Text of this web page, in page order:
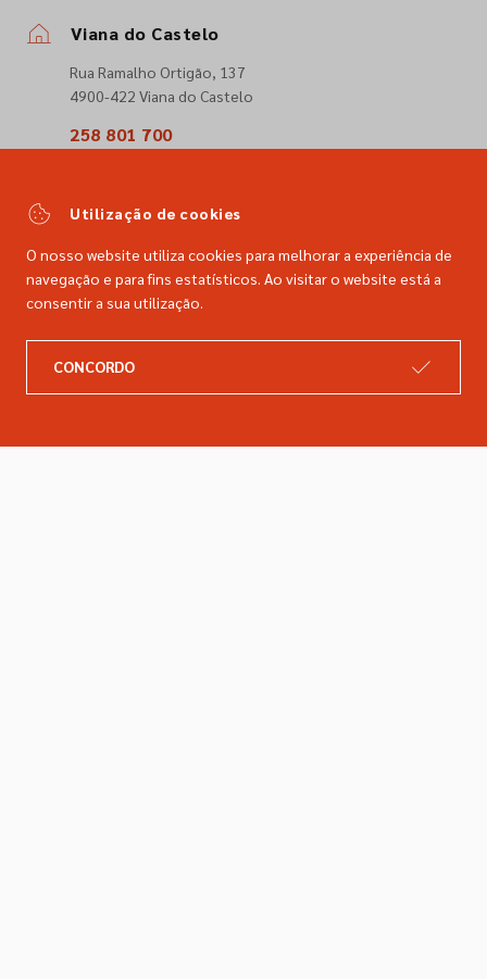
Viana do Castelo
Rua Ramalho Ortigão, 137
4900-422 Viana do Castelo
258 801 700
comercial@dimacer.com
Catálogo
Utilização de cookies
O nosso website utiliza cookies para melhorar a experiência de
navegação e para fins estatísticos. Ao visitar o website está a
consentir a sua utilização.
CONCORDO